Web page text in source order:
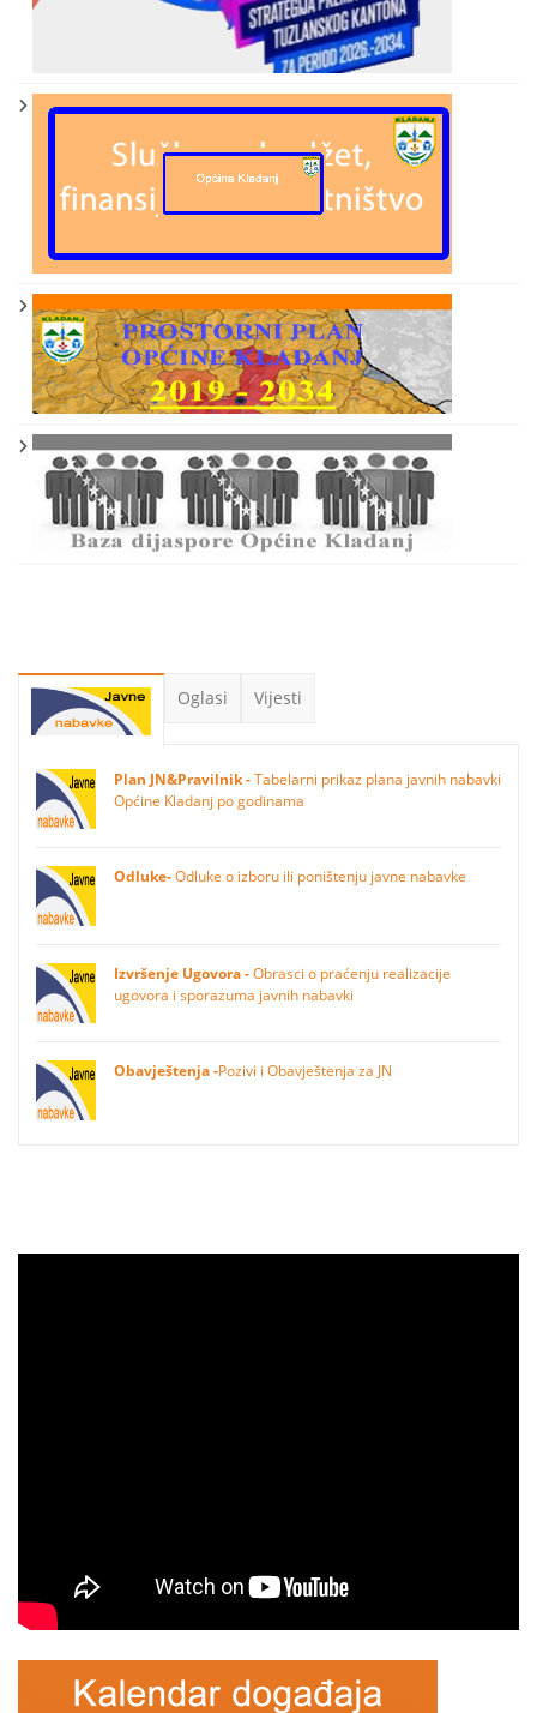
Oglasi Vijesti
Plan JN&Pravilnik -Tabelarni prikaz plana javnih nabavki
Općine Kladanj po godinama
Odluke-Odluke o izboru ili poništenju javne nabavke
Izvršenje Ugovora -Obrasci o praćenju realizacije
ugovora i sporazuma javnih nabavki
Obavještenja -Pozivi i Obavještenja za JN